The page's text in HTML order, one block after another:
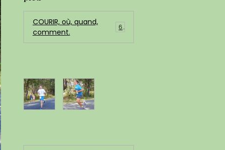
COURIR, où, quand,
comment.
6